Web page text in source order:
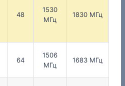
48
1530
МГц
1830 МГц
64
1506
МГц
1683 МГц